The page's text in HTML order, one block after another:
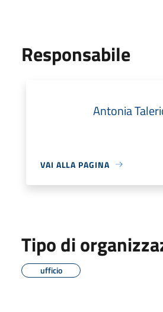
Responsabile
Antonia
VAI ALLA PAGINA
Tipo di
ufficio